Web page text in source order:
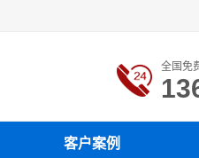
全国免
客户案例